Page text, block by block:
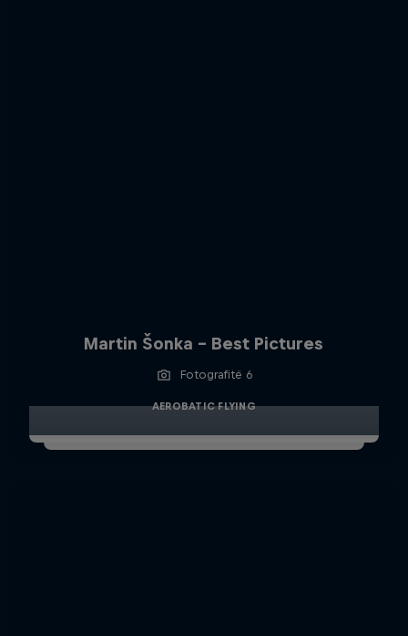
Martin Šonka - Best Pictures
Fotografitë 6
AEROBATIC FLYING